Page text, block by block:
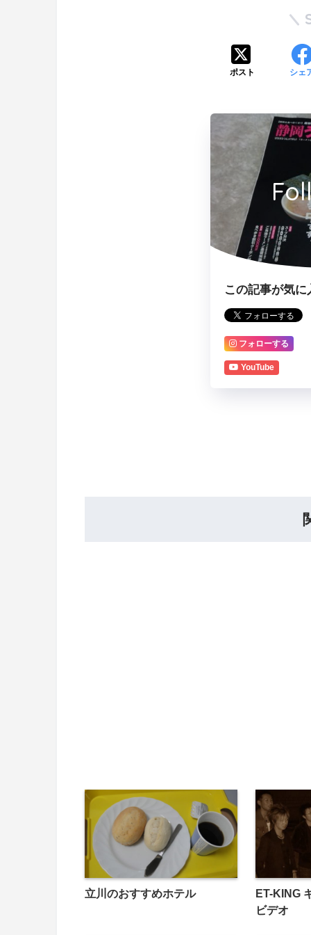
ポスト シェ
この記事が気
フォローする
YouTube
立川のおすすめホテル
ET-KING
ビデオ